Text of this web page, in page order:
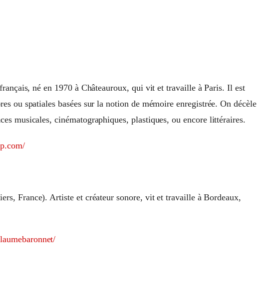
né en 1970 à Châteauroux, qui vit et travaille à Paris. Il est
ou spatiales basées sur la notion de mémoire enregistrée. On décèle
musicales, cinématographiques, plastiques, ou encore littéraires.
France). Artiste et créateur sonore, vit et travaille à Bordeaux,